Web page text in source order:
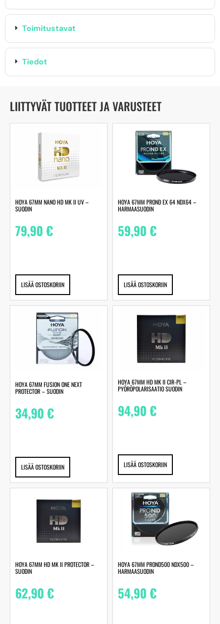
Toimitustavat
Tiedot
LIITTYVÄT TUOTTEET JA VARUSTEET
HOYA 67MM NANO HD MK II UV –
SUODIN
79,90€
LISÄÄ OSTOSKORIIN
HOYA 67MM PROND EX 64 NDX64 –
HARMAASUODIN
59,90€
LISÄÄ OSTOSKORIIN
HOYA 67MM FUSION ONE NEXT
PROTECTOR – SUODIN
34,90€
LISÄÄ OSTOSKORIIN
HOYA 67MM HD MK II CIR-PL –
PYÖRÖPOLARISAATIO SUODIN
94,90€
LISÄÄ OSTOSKORIIN
HOYA 67MM HD MK II PROTECTOR –
SUODIN
62,90€
HOYA 67MM PROND500 NDX500 –
HARMAASUODIN
54,90€